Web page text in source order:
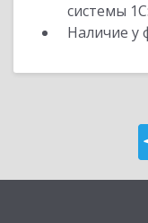
системы
Наличие у